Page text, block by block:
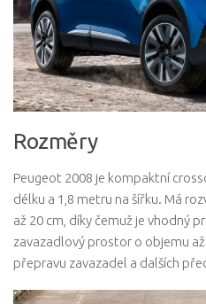
Rozměry
Peugeot 2008 je kompaktní
délku a 1,8 metru na šířku. Má
až 20 cm, díky čemuž je vhodný
zavazadlový prostor o objemu
přepravu zavazadel a dalších